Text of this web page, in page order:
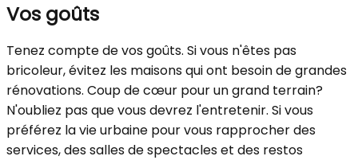
Vos goûts
Tenez compte de vos goûts. Si vous n'êtes pas
bricoleur, évitez les maisons qui ont besoin de grandes
rénovations. Coup de cœur pour un grand terrain?
N'oubliez pas que vous devrez l'entretenir. Si vous
préférez la vie urbaine pour vous rapprocher des
services, des salles de spectacles et des restos